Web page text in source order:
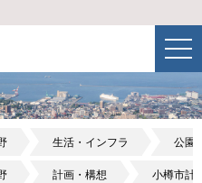
生活・インフラ 公園
計画・構想 小樽市計